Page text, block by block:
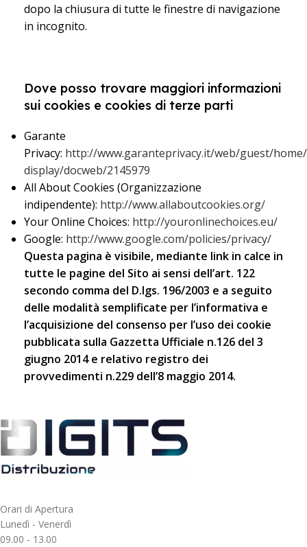
dopo la chiusura di tutte le finestre di navigazione
in incognito.
Dove posso trovare maggiori informazioni
sui cookies e cookies di terze parti
Garante
Privacy: http://www.garanteprivacy.it/web/guest/
display/docweb/2145979
All About Cookies (Organizzazione
indipendente): http://www.allaboutcookies.org/
Your Online Choices: http://youronlinechoices.eu/
Google: http://www.google.com/policies/privacy/
Questa pagina è visibile, mediante link in calce in
tutte le pagine del Sito ai sensi dell’art. 122
secondo comma del D.lgs. 196/2003 e a seguito
delle modalità semplificate per l’informativa e
l’acquisizione del consenso per l’uso dei cookie
pubblicata sulla Gazzetta Ufficiale n.126 del 3
giugno 2014 e relativo registro dei
provvedimenti n.229 dell’8 maggio 2014.
Orari di Apertura
Lunedì - Venerdì
09.00 - 13.00